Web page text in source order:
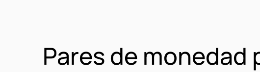
Pares de monedad